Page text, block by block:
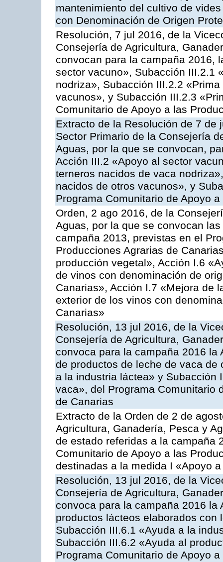
mantenimiento del cultivo de
con Denominación de Origen
Resolución, 7 jul 2016, de la
Consejería de Agricultura,
convocan para la campaña 2016,
sector vacuno», Subacción III.2.1
nodriza», Subacción III.2.2
vacunos», y Subacción III.2.3
Comunitario de Apoyo a las
Extracto de la Resolución de 7
Sector Primario de la Consejería
Aguas, por la que se convocan,
Acción III.2 «Apoyo al sector
terneros nacidos de vaca
nacidos de otros vacunos», y
Programa Comunitario de Apoyo
Orden, 2 ago 2016, de la
Aguas, por la que se convocan
campaña 2013, previstas en el
Producciones Agrarias de
producción vegetal», Acción I.6
de vinos con denominación de
Canarias», Acción I.7 «Mejora de
exterior de los vinos con
Canarias»
Resolución, 13 jul 2016, de la
Consejería de Agricultura,
convoca para la campaña 2016
de productos de leche de vaca
a la industria láctea» y Subacción
vaca», del Programa Comunitario
de Canarias
Extracto de la Orden de 2 de
Agricultura, Ganadería, Pesca y
de estado referidas a la campaña
Comunitario de Apoyo a las
destinadas a la medida I «Apoyo
Resolución, 13 jul 2016, de la
Consejería de Agricultura,
convoca para la campaña 2016
productos lácteos elaborados
Subacción III.6.1 «Ayuda a la
Subacción III.6.2 «Ayuda al
Programa Comunitario de Apoyo